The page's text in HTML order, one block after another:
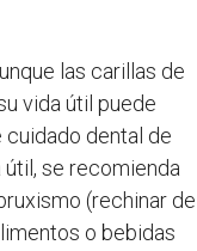
las carillas de
vida útil puede
dental de
útil, se recomienda
(rechinar de
o bebidas